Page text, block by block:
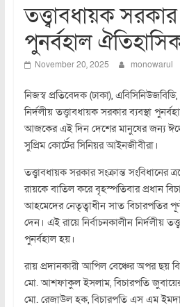
তত্ত্বাবধায়ক সরকার
পুনর্বহাল
November 20, 2025 monowarul
নিজস্ব প্রতিবেদক (ঢাকা),
নির্দলীয় তত্ত্বাবধায়ক সরকার ব্যবস্থা
আজকের এই দিন দেশের মানুষের জন্য
সুপ্রিম কোর্টের সিনিয়র আইনজীবীরা।
তত্ত্বাবধায়ক সরকার সংক্রান্ত সংবিধানের
রায়কে বাতিল করে বৃহস্পতিবার প্রধান
আহমেদের নেতৃত্বাধীন সাত বিচারপতির
দেন। এই রায়ে নির্বাচনকালীন নির্দলীয়
পুনর্বহাল হয়।
রায় প্রদানকারী আপিল বেঞ্চের অপর ছয়
মো. আশফাকুল ইসলাম, বিচারপতি জুবায়ের
মো. রেজাউল হক, বিচারপতি এস এম